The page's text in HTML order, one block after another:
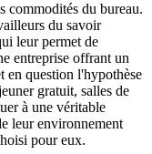
commodités du bureau.
du savoir
leur permet de
entreprise offrant un
en question l'hypothèse
gratuit, salles de
à une véritable
leur environnement
pour eux.